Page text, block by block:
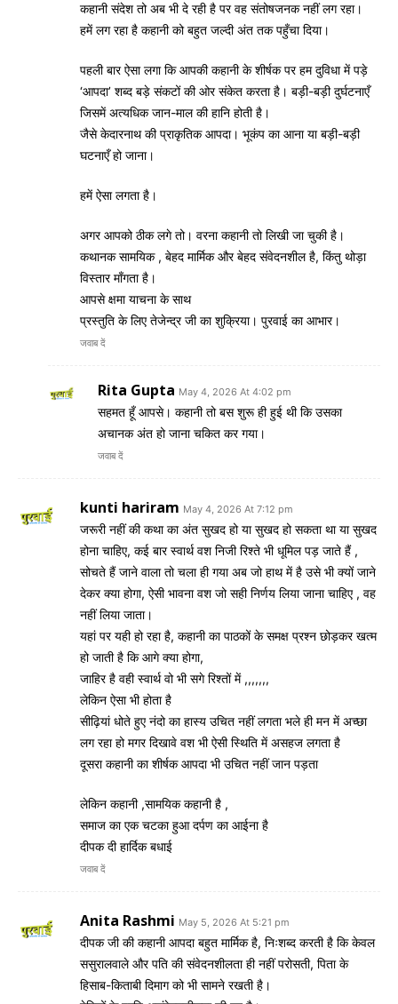
कहानी संदेश तो अब भी दे रही है पर वह संतोषजनक नहीं लग रहा।
हमें लग रहा है कहानी को बहुत जल्दी अंत तक पहुँचा दिया।
पहली बार ऐसा लगा कि आपकी कहानी के शीर्षक पर हम दुविधा में पड़े
‘आपदा’ शब्द बड़े संकटों की ओर संकेत करता है। बड़ी-बड़ी दुर्घटनाएँ
जिसमें अत्यधिक जान-माल की हानि होती है।
जैसे केदारनाथ की प्राकृतिक आपदा। भूकंप का आना या बड़ी-बड़ी
घटनाएँ हो जाना।
हमें ऐसा लगता है।
अगर आपको ठीक लगे तो। वरना कहानी तो लिखी जा चुकी है।
कथानक सामयिक , बेहद मार्मिक और बेहद संवेदनशील है, किंतु थोड़ा
विस्तार माँगता है।
आपसे क्षमा याचना के साथ
प्रस्तुति के लिए तेजेन्द्र जी का शुक्रिया। पुरवाई का आभार।
जवाब दें
Rita Gupta May 4, 2026 At 4:02 pm
सहमत हूँ आपसे। कहानी तो बस शुरू ही हुई थी कि उसका
अचानक अंत हो जाना चकित कर गया।
जवाब दें
kunti hariram May 4, 2026 At 7:12 pm
जरूरी नहीं की कथा का अंत सुखद हो या सुखद हो सकता था या सुखद
होना चाहिए, कई बार स्वार्थ वश निजी रिश्ते भी धूमिल पड़ जाते हैं ,
सोचते हैं जाने वाला तो चला ही गया अब जो हाथ में है उसे भी क्यों जाने
देकर क्या होगा, ऐसी भावना वश जो सही निर्णय लिया जाना चाहिए , वह
नहीं लिया जाता।
यहां पर यही हो रहा है, कहानी का पाठकों के समक्ष प्रश्न छोड़कर खत्म
हो जाती है कि आगे क्या होगा,
जाहिर है वही स्वार्थ वो भी सगे रिश्तों में ,,,,,,,
लेकिन ऐसा भी होता है
सीढ़ियां धोते हुए नंदो का हास्य उचित नहीं लगता भले ही मन में अच्छा
लग रहा हो मगर दिखावे वश भी ऐसी स्थिति में असहज लगता है
दूसरा कहानी का शीर्षक आपदा भी उचित नहीं जान पड़ता
लेकिन कहानी ,सामयिक कहानी है ,
समाज का एक चटका हुआ दर्पण का आईना है
दीपक दी हार्दिक बधाई
जवाब दें
Anita Rashmi May 5, 2026 At 5:21 pm
दीपक जी की कहानी आपदा बहुत मार्मिक है, निःशब्द करती है कि केवल
ससुरालवाले और पति की संवेदनशीलता ही नहीं परोसती, पिता के
हिसाब-किताबी दिमाग को भी सामने रखती है।